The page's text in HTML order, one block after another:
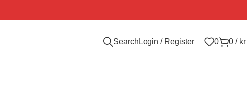
Search Login / Register 0 0 / kr